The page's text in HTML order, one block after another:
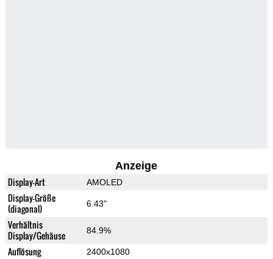
Anzeige
Display-Art AMOLED
Display-Größe
(diagonal)
6.43"
Verhältnis
Display/Gehäuse
84.9%
Auflösung 2400x1080